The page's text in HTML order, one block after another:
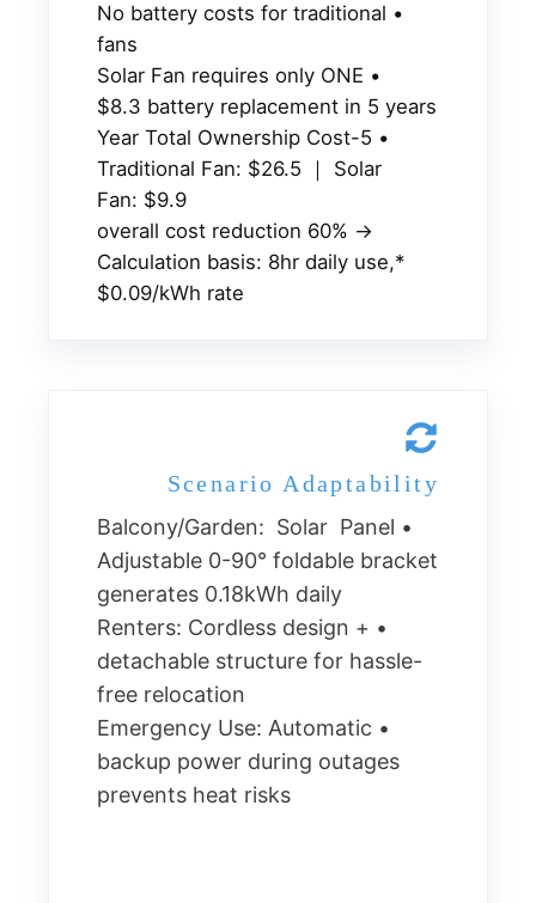
• No battery costs for traditional
fans
• Solar Fan requires only ONE
$8.3 battery replacement in 5 years
• 5-Year Total Ownership Cost
Traditional Fan: $26.5 ｜ Solar
Fan: $9.9
→ 60% overall cost reduction
*Calculation basis: 8hr daily use,
$0.09/kWh rate
Scenario Adaptability
• Balcony/Garden: Solar Panel
Adjustable 0-90° foldable bracket
generates 0.18kWh daily
• Renters: Cordless design +
detachable structure for hassle-
free relocation
• Emergency Use: Automatic
backup power during outages
prevents heat risks